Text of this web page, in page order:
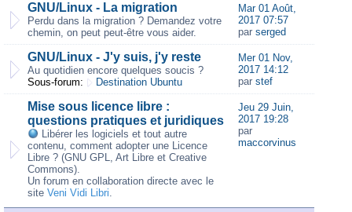
GNU/Linux - La migration
Perdu dans la migration ? Demandez votre
chemin, on peut peut-être vous aider.
Mar 01 Août,
2017 07:57
par serged
GNU/Linux - J'y suis, j'y reste
Au quotidien encore quelques soucis ?
Sous-forum:
Destination Ubuntu
Mer 01 Nov,
2017 14:12
par stef
Mise sous licence libre :
questions pratiques et juridiques
Libérer les logiciels et tout autre
contenu, comment adopter une Licence
Libre ? (GNU GPL, Art Libre et Creative
Commons).
Un forum en collaboration directe avec le
site Veni Vidi Libri.
Jeu 29 Juin,
2017 19:28
par
maccorvinus